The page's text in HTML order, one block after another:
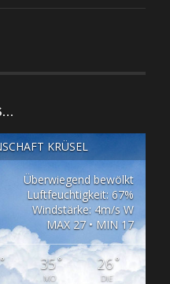
KRÜSEL
Überwiegend bewölkt
Luftfeuchtigkeit: 67%
Windstärke: 4m/s W
MAX 27 • MIN 17
° 35°
MO
26°
DIE